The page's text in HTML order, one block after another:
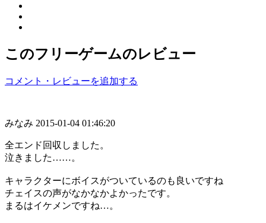
このフリーゲームのレビュー
コメント・レビューを追加する
みなみ 2015-01-04 01:46:20
全エンド回収しました。
泣きました……。
キャラクターにボイスがついているのも良いですね
チェイスの声がなかなかよかったです。
まるはイケメンですね…。